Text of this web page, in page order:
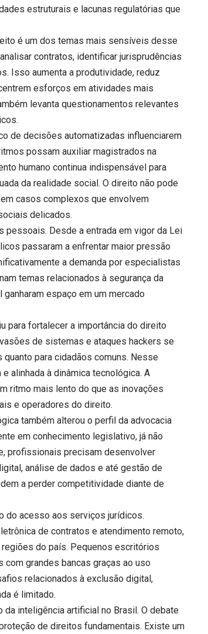
estruturais e lacunas regulatórias que
é um dos temas mais sensíveis desse
contratos, identificar jurisprudências
Isso aumenta a produtividade, reduz
esforços em atividades mais
levanta questionamentos relevantes
de decisões automatizadas influenciarem
possam auxiliar magistrados na
humano continua indispensável para
da realidade social. O direito não pode
casos complexos que envolvem
delicados.
pessoais. Desde a entrada em vigor da Lei
passaram a enfrentar maior pressão
a demanda por especialistas
temas relacionados à segurança da
espaço em um mercado
para fortalecer a importância do direito
de sistemas e ataques hackers se
para cidadãos comuns. Nesse
alinhada à dinâmica tecnológica. A
ritmo mais lento do que as inovações
e operadores do direito.
também alterou o perfil da advocacia
em conhecimento legislativo, já não
profissionais precisam desenvolver
análise de dados e até gestão de
a perder competitividade diante de
do acesso aos serviços jurídicos.
de contratos e atendimento remoto,
do país. Pequenos escritórios
grandes bancas graças ao uso
relacionados à exclusão digital,
é limitado.
inteligência artificial no Brasil. O debate
de direitos fundamentais. Existe um